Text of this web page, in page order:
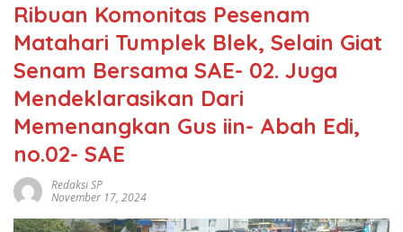
Ribuan Komonitas Pesenam
Matahari Tumplek Blek, Selain Giat
Senam Bersama SAE- 02. Juga
Mendeklarasikan Dari
Memenangkan Gus iin- Abah Edi,
no.02- SAE
Redaksi SP
November 17, 2024